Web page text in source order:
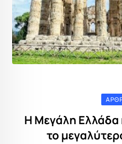
Η Μεγάλη Ελλάδα
το